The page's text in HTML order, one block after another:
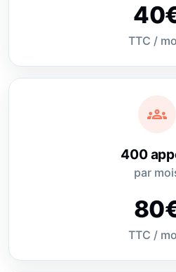
TTC /
groups
400
par
TTC /